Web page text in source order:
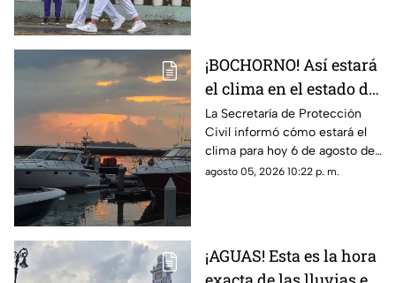
¡BOCHORNO! Así estará
el clima en el estado de
Veracruz hoy 6 de
agosto de 2026
La Secretaría de Protección
Civil informó cómo estará el
clima para hoy 6 de agosto de
2026 en Veracruz, así como el
agosto 05, 2026 10:22 p. m.
¡AGUAS! Esta es la hora